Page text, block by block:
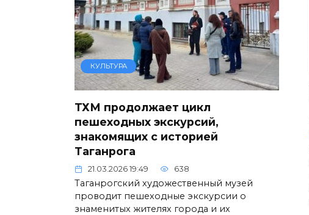
КУЛЬТУРА
ТХМ продолжает цикл
пешеходных экскурсий,
знакомящих с историей
Таганрога
21.03.2026 19:49 638
Таганрогский художественный музей
проводит пешеходные экскурсии о
знаменитых жителях города и их